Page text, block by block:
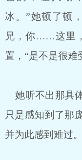
冰。”她顿了顿
兄，你……这里
置，“是不是很难
她听不出那具
只是感知到了那
并为此感到难过。